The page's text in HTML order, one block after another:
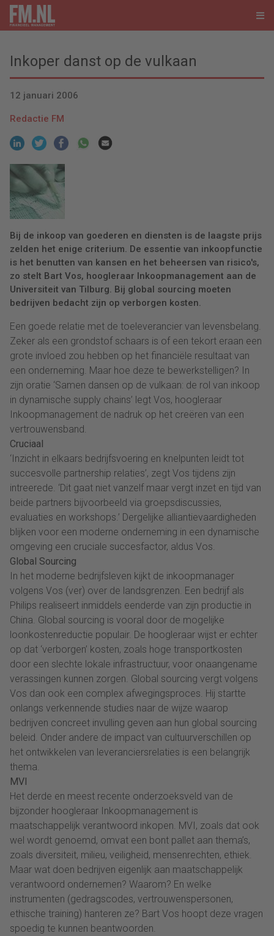
Inkoper danst op de vulkaan
12 januari 2006
Redactie FM
Bij de inkoop van goederen en diensten is de laagste prijs
zelden het enige criterium. De essentie van inkoopfunctie
is het benutten van kansen en het beheersen van risico's,
zo stelt Bart Vos, hoogleraar Inkoopmanagement aan de
Universiteit van Tilburg. Bij global sourcing moeten
bedrijven bedacht zijn op verborgen kosten.
Een goede relatie met de toeleverancier van levensbelang.
Zeker als een grondstof schaars is of een tekort eraan een
grote invloed zou hebben op het financiële resultaat van
een onderneming. Maar hoe deze te bewerkstelligen? In
zijn oratie ‘Samen dansen op de vulkaan: de rol van inkoop
in dynamische supply chains’ legt Vos, hoogleraar
Inkoopmanagement de nadruk op het creëren van een
vertrouwensband.
Cruciaal
‘Inzicht in elkaars bedrijfsvoering en knelpunten leidt tot
succesvolle partnership relaties’, zegt Vos tijdens zijn
intreerede. ‘Dit gaat niet vanzelf maar vergt inzet en tijd van
beide partners bijvoorbeeld via groepsdiscussies,
evaluaties en workshops.’ Dergelijke alliantievaardigheden
blijken voor een moderne onderneming in een dynamische
omgeving een cruciale succesfactor, aldus Vos.
Global Sourcing
In het moderne bedrijfsleven kijkt de inkoopmanager
volgens Vos (ver) over de landsgrenzen. Een bedrijf als
Philips realiseert inmiddels eenderde van zijn productie in
China. Global sourcing is vooral door de mogelijke
loonkostenreductie populair. De hoogleraar wijst er echter
op dat ‘verborgen’ kosten, zoals hoge transportkosten
door een slechte lokale infrastructuur, voor onaangename
verassingen kunnen zorgen. Global sourcing vergt volgens
Vos dan ook een complex afwegingsproces. Hij startte
onlangs verkennende studies naar de wijze waarop
bedrijven concreet invulling geven aan hun global sourcing
beleid. Onder andere de impact van cultuurverschillen op
het ontwikkelen van leveranciersrelaties is een belangrijk
thema.
MVI
Het derde en meest recente onderzoeksveld van de
bijzonder hoogleraar Inkoopmanagement is
maatschappelijk verantwoord inkopen. MVI, zoals dat ook
wel wordt genoemd, omvat een bont pallet aan thema’s,
zoals diversiteit, milieu, veiligheid, mensenrechten, ethiek.
Maar wat doen bedrijven eigenlijk aan maatschappelijk
verantwoord ondernemen? Waarom? En welke
instrumenten (gedragscodes, vertrouwenspersonen,
ethische training) hanteren ze? Bart Vos hoopt deze vragen
spoedig te kunnen beantwoorden.